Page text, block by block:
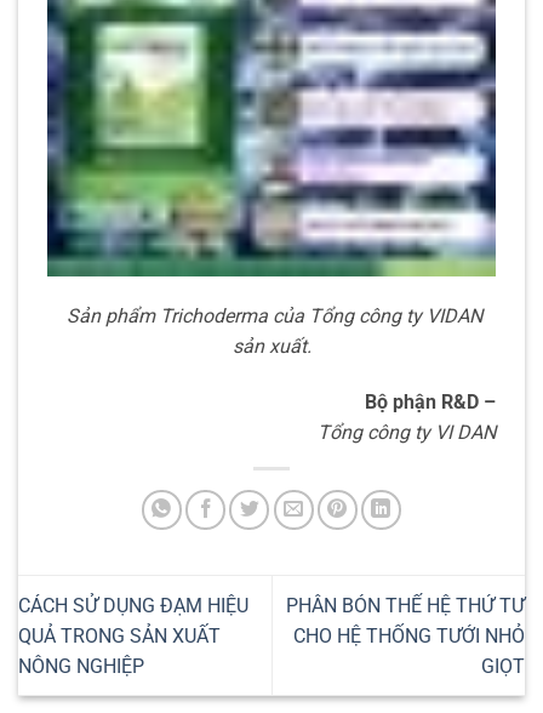
Sản phẩm Trichoderma của Tổng công ty VIDAN
sản xuất.
Bộ phận R&D –
Tổng công ty VI DAN
CÁCH SỬ DỤNG ĐẠM HIỆU
QUẢ TRONG SẢN XUẤT
NÔNG NGHIỆP
PHÂN BÓN THẾ HỆ THỨ TƯ
CHO HỆ THỐNG TƯỚI NHỎ
GIỌT